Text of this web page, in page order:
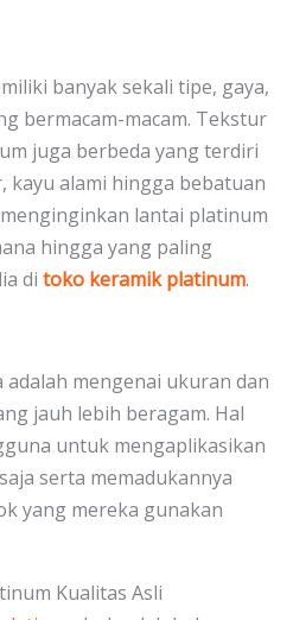
banyak sekali tipe, gaya,
bermacam-macam. Tekstur
juga berbeda yang terdiri
kayu alami hingga bebatuan
lantai platinum
hingga yang paling
di toko keramik platinum.
mengenai ukuran dan
jauh lebih beragam. Hal
untuk mengaplikasikan
serta memadukannya
yang mereka gunakan
Kualitas Asli